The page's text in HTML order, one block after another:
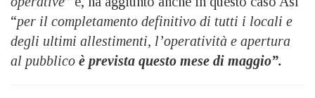
“per il completamento definitivo di tutti i locali e
degli ultimi allestimenti, l’operatività e apertura
al pubblico è prevista questo mese di maggio”.